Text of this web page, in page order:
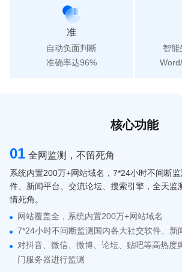
准
自动负面判断
准确率达96%
智能
核心功能
01 全网监测，不留死角
系统内置200万+网站域名，7*24小时不间断
件、新闻平台、交流论坛、搜索引擎，全天监
情死角。
网站覆盖全，系统内置200万+网站域名
7*24小时不间断监测国内各大社交软件、新
对抖音、微信、微博、论坛、贴吧等高热度
门服务器进行监测